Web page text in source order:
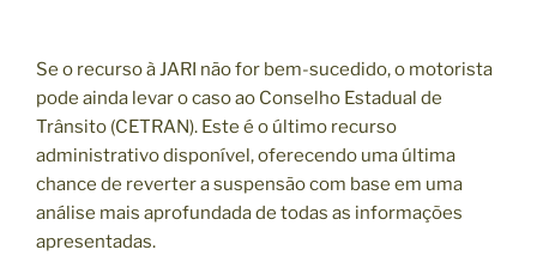
Se o recurso à JARI não for bem-sucedido, o motorista
pode ainda levar o caso ao Conselho Estadual de
Trânsito (CETRAN). Este é o último recurso
administrativo disponível, oferecendo uma última
chance de reverter a suspensão com base em uma
análise mais aprofundada de todas as informações
apresentadas.